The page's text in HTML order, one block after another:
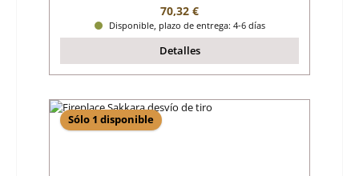
Precio normal:
70,32 €
Disponible, plazo de entrega: 4-6 días
Detalles
Sólo 1 disponible